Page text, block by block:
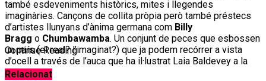
també esdeveniments històrics, mites i llegendes
imaginàries. Cançons de collita pròpia però també préstecs
d’artistes llunyans d’ànima germana com Billy
Bragg o Chumbawamba. Un conjunt de peces que esbossen
un país (el real? l’imaginat?) que ja podem recórrer a vista
d’ocell a través de l’auca que ha il·lustrat Laia Baldevey a la
portada.
Continue Reading
Relacionat